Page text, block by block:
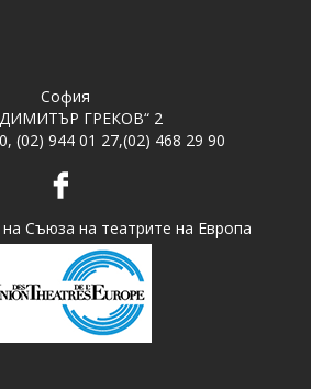
София
ГРЕКОВ“ 2
, (02) 944 01 27,(02) 468 29 90
Съюза на театрите на Европа